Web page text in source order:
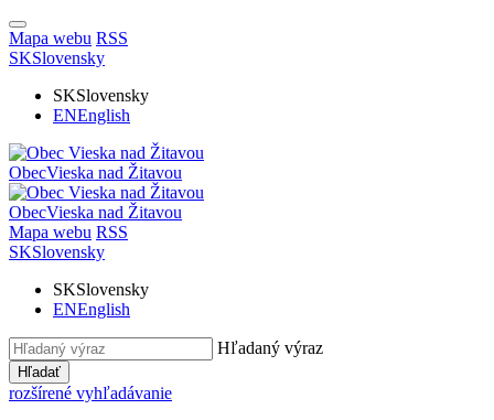
Mapa webu RSS
SKSlovensky
SKSlovensky
ENEnglish
ObecVieska nad Žitavou
ObecVieska nad Žitavou
Mapa webu RSS
SKSlovensky
SKSlovensky
ENEnglish
Hľadaný výraz
Hľadať
rozšírené vyhľadávanie